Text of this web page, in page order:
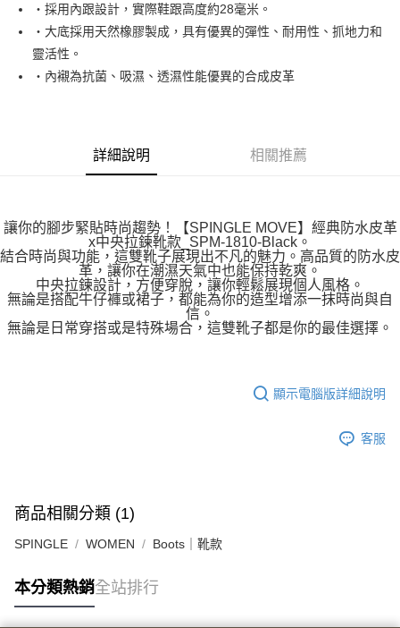
每筆NT$60
7-11取貨付款
每筆NT$60
‧採用內跟設計，實際鞋跟高度約28毫米。
‧大底採用天然橡膠製成，具有優異的彈性、耐用性、抓地力和
靈活性。
‧內襯為抗菌、吸濕、透濕性能優異的合成皮革
詳細說明 相關推薦
讓你的腳步緊貼時尚趨勢！【SPINGLE MOVE】經典防水皮革
x中央拉鍊靴款_SPM-1810-Black。
結合時尚與功能，這雙靴子展現出不凡的魅力。高品質的防水皮
革，讓你在潮濕天氣中也能保持乾爽。
中央拉鍊設計，方便穿脫，讓你輕鬆展現個人風格。
無論是搭配牛仔褲或裙子，都能為你的造型增添一抹時尚與自
信。
無論是日常穿搭或是特殊場合，這雙靴子都是你的最佳選擇。
顯示電腦版詳細說明
客服
商品相關分類 (1)
SPINGLE WOMEN Boots｜靴款
本分類熱銷全站排行